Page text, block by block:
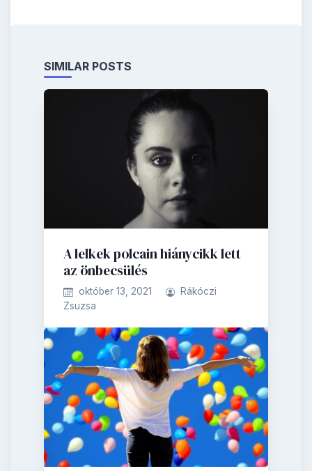
SIMILAR POSTS
A lelkek polcain hiánycikk lett
az önbecsülés
október 13, 2021
Rákóczi
Zsuzsa